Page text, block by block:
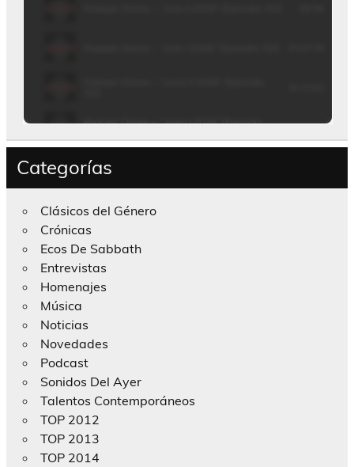
Categorías
Clásicos del Género
Crónicas
Ecos De Sabbath
Entrevistas
Homenajes
Música
Noticias
Novedades
Podcast
Sonidos Del Ayer
Talentos Contemporáneos
TOP 2012
TOP 2013
TOP 2014